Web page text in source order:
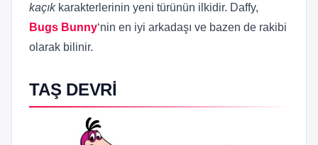
kaçıkkarakterlerinin yeni türünün ilkidir. Daffy,
Bugs Bunny‘nin en iyi arkadaşı ve bazen de rakibi
olarak bilinir.
TAŞ DEVRİ